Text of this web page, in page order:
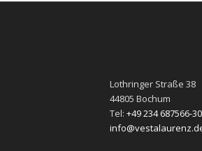
Lothringer Straße 38
44805 Bochum
Tel: +49 234 687566-30